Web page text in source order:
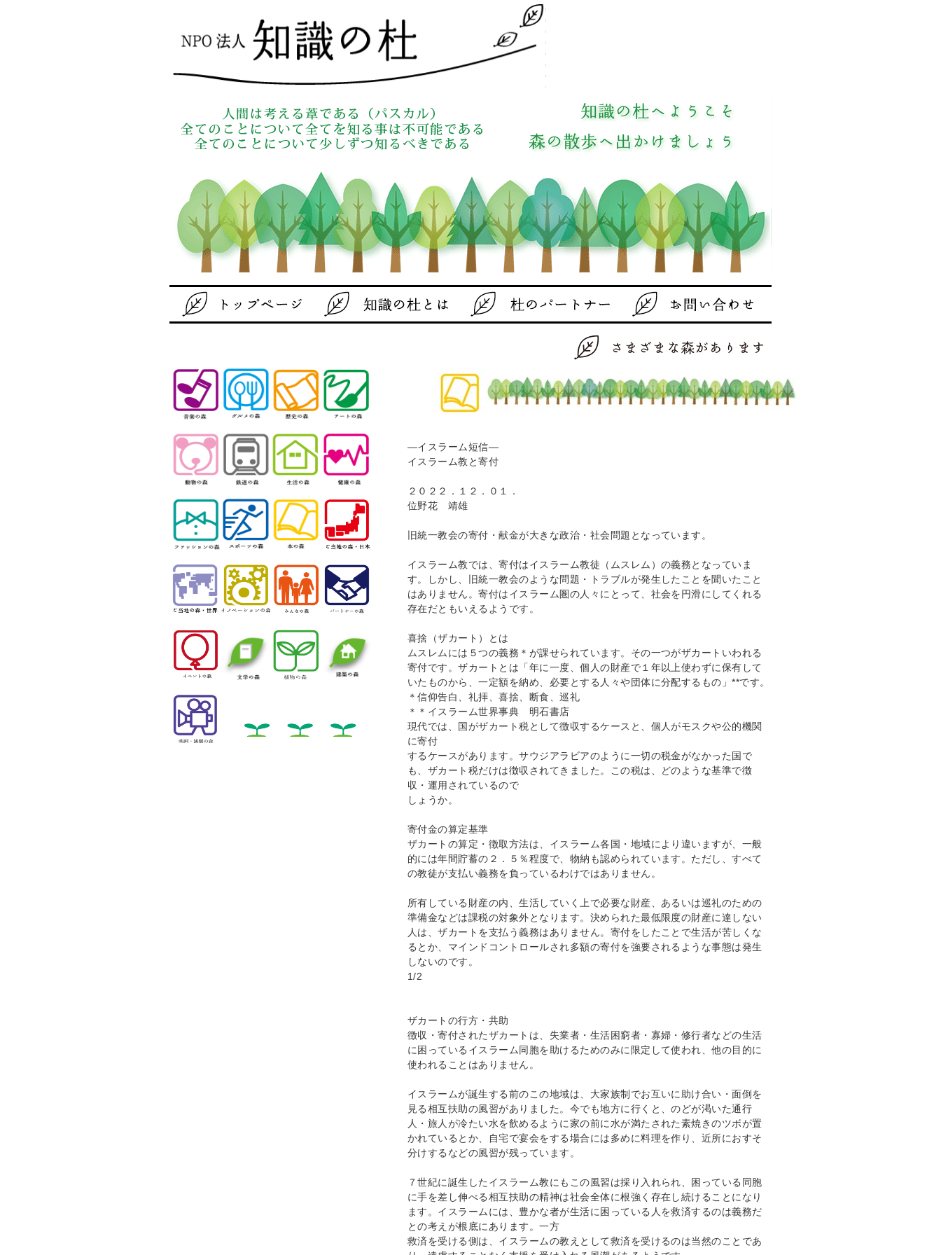
―イスラーム短信―
イスラーム教と寄付
２０２２．１２．０１．
位野花 靖雄
旧統一教会の寄付・献金が大きな政治・社会問題となっています。
イスラーム教では、寄付はイスラーム教徒（ムスレム）の義務となっていま
す。しかし、旧統一教会のような問題・トラブルが発生したことを聞いたこと
はありません。寄付はイスラーム圏の人々にとって、社会を円滑にしてくれる
存在だともいえるようです。
喜捨（ザカート）とは
ムスレムには５つの義務＊が課せられています。その一つがザカートいわれる
寄付です。ザカートとは「年に一度、個人の財産で１年以上使わずに保有して
いたものから、一定額を納め、必要とする人々や団体に分配するもの」**です。
＊信仰告白、礼拝、喜捨、断食、巡礼
＊＊イスラーム世界事典 明石書店
現代では、国がザカート税として徴収するケースと、個人がモスクや公的機関
に寄付
するケースがあります。サウジアラビアのように一切の税金がなかった国で
も、ザカート税だけは徴収されてきました。この税は、どのような基準で徴
収・運用されているので
しょうか。
寄付金の算定基準
ザカートの算定・徴取方法は、イスラーム各国・地域により違いますが、一般
的には年間貯蓄の２．５％程度で、物納も認められています。ただし、すべて
の教徒が支払い義務を負っているわけではありません。
所有している財産の内、生活していく上で必要な財産、あるいは巡礼のための
準備金などは課税の対象外となります。決められた最低限度の財産に達しない
人は、ザカートを支払う義務はありません。寄付をしたことで生活が苦しくな
るとか、マインドコントロールされ多額の寄付を強要されるような事態は発生
しないのです。
1/2
ザカートの行方・共助
徴収・寄付されたザカートは、失業者・生活困窮者・寡婦・修行者などの生活
に困っているイスラーム同胞を助けるためのみに限定して使われ、他の目的に
使われることはありません。
イスラームが誕生する前のこの地域は、大家族制でお互いに助け合い・面倒を
見る相互扶助の風習がありました。今でも地方に行くと、のどが渇いた通行
人・旅人が冷たい水を飲めるように家の前に水が満たされた素焼きのツボが置
かれているとか、自宅で宴会をする場合には多めに料理を作り、近所におすそ
分けするなどの風習が残っています。
７世紀に誕生したイスラーム教にもこの風習は採り入れられ、困っている同胞
に手を差し伸べる相互扶助の精神は社会全体に根強く存在し続けることになり
ます。イスラームには、豊かな者が生活に困っている人を救済するのは義務だ
との考えが根底にあります。一方
救済を受ける側は、イスラームの教えとして救済を受けるのは当然のことであ